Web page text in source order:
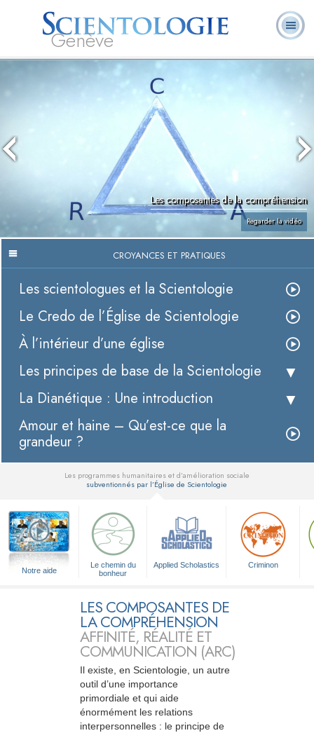
Genève
Qu’est-ce que la
Scientologie ?
Les composantes de la compréhension
Regarder la vidéo
CROYANCES ET PRATIQUES
Les scientologues et la Scientologie
Le Credo de l’Église de Scientologie
À l’intérieur d’une église
Les principes de base de la Scientologie
La Dianétique : Une introduction
Amour et haine – Qu’est-ce que la
grandeur ?
Les programmes humanitaires et d’amélioration sociale
subventionnés par l’Église de Scientologie
Notre aide
Le chemin du
bonheur
Applied Scholastics Criminon
LES COMPOSANTES DE
LA COMPRÉHENSION
AFFINITÉ, RÉALITÉ ET
COMMUNICATION (ARC)
Il existe, en Scientologie, un autre
outil d’une importance
primordiale et qui aide
énormément les relations
interpersonnelles : le principe de